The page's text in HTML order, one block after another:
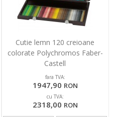
Cutie lemn 120 creioane
colorate Polychromos Faber-
Castell
fara TVA:
1947,90 RON
cu TVA:
2318,00 RON